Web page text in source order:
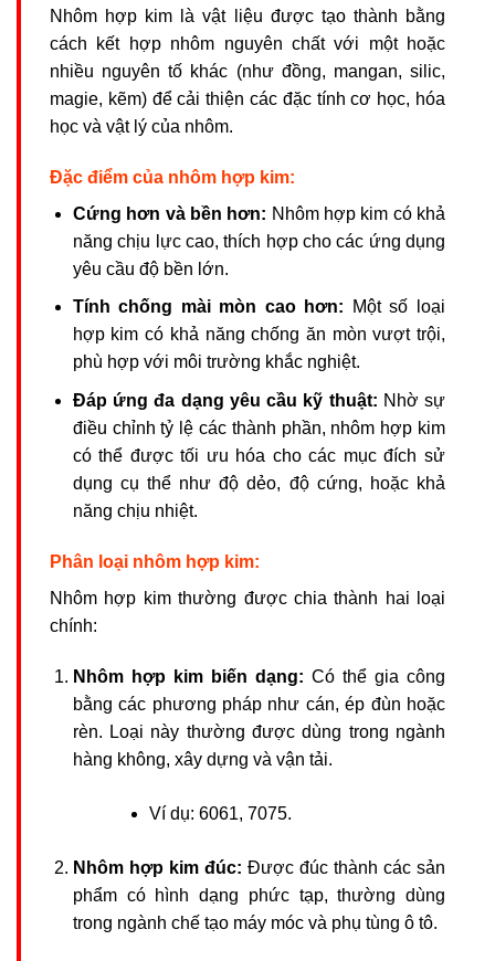
Nhôm hợp kim là vật liệu được tạo thành bằng
cách kết hợp nhôm nguyên chất với một hoặc
nhiều nguyên tố khác (như đồng, mangan, silic,
magie, kẽm) để cải thiện các đặc tính cơ học, hóa
học và vật lý của nhôm.
Đặc điểm của nhôm hợp kim:
Cứng hơn và bền hơn: Nhôm hợp kim có khả
năng chịu lực cao, thích hợp cho các ứng dụng
yêu cầu độ bền lớn.
Tính chống mài mòn cao hơn: Một số loại
hợp kim có khả năng chống ăn mòn vượt trội,
phù hợp với môi trường khắc nghiệt.
Đáp ứng đa dạng yêu cầu kỹ thuật: Nhờ sự
điều chỉnh tỷ lệ các thành phần, nhôm hợp kim
có thể được tối ưu hóa cho các mục đích sử
dụng cụ thể như độ dẻo, độ cứng, hoặc khả
năng chịu nhiệt.
Phân loại nhôm hợp kim:
Nhôm hợp kim thường được chia thành hai loại
chính:
Nhôm hợp kim biến dạng: Có thể gia công
bằng các phương pháp như cán, ép đùn hoặc
rèn. Loại này thường được dùng trong ngành
hàng không, xây dựng và vận tải.
Ví dụ: 6061, 7075.
Nhôm hợp kim đúc: Được đúc thành các sản
phẩm có hình dạng phức tạp, thường dùng
trong ngành chế tạo máy móc và phụ tùng ô tô.